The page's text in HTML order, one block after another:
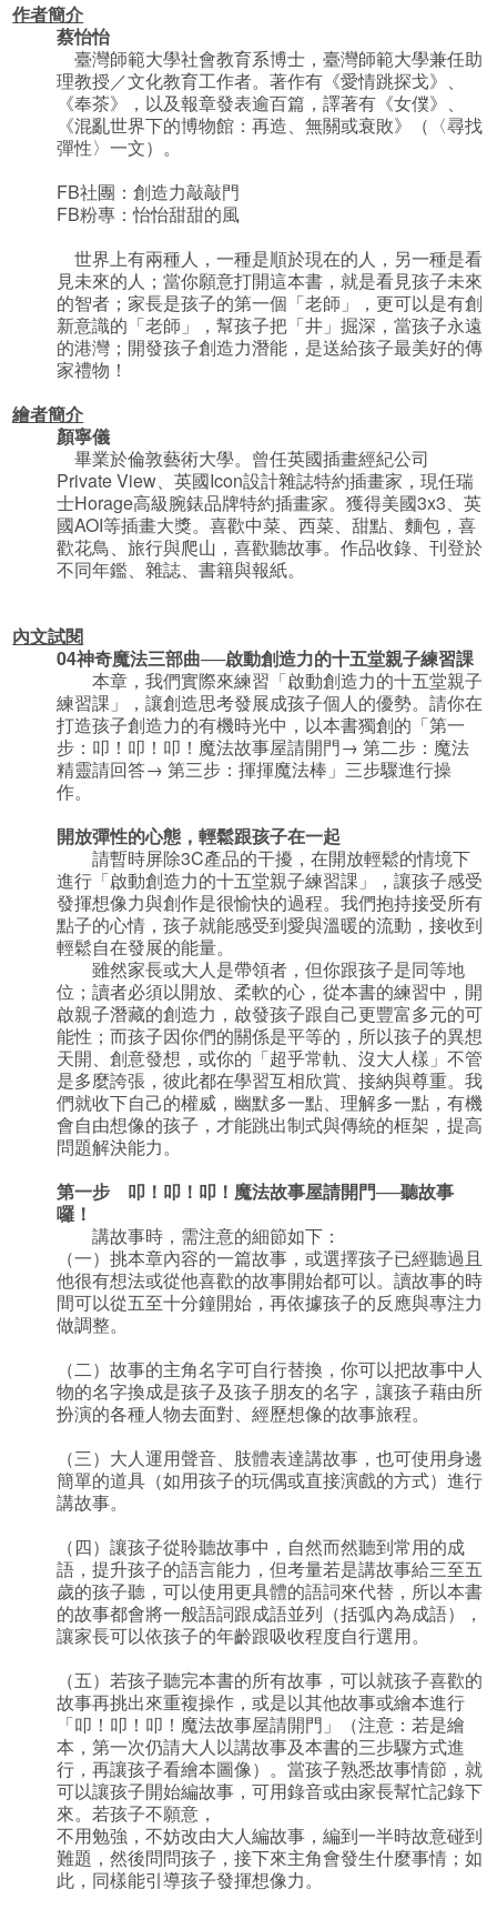
作者簡介
蔡怡怡
臺灣師範大學社會教育系博士，臺灣師範大學兼任助
理教授／文化教育工作者。著作有《愛情跳探戈》、
《奉茶》，以及報章發表逾百篇，譯著有《女僕》、
《混亂世界下的博物館：再造、無關或衰敗》（〈尋找
彈性〉一文）。
FB社團：創造力敲敲門
FB粉專：怡怡甜甜的風
世界上有兩種人，一種是順於現在的人，另一種是看
見未來的人；當你願意打開這本書，就是看見孩子未來
的智者；家長是孩子的第一個「老師」，更可以是有創
新意識的「老師」，幫孩子把「井」掘深，當孩子永遠
的港灣；開發孩子創造力潛能，是送給孩子最美好的傳
家禮物！
繪者簡介
顏寧儀
畢業於倫敦藝術大學。曾任英國插畫經紀公司
Private View、英國Icon設計雜誌特約插畫家，現任瑞
士Horage高級腕錶品牌特約插畫家。獲得美國3x3、英
國AOI等插畫大獎。喜歡中菜、西菜、甜點、麵包，喜
歡花鳥、旅行與爬山，喜歡聽故事。作品收錄、刊登於
不同年鑑、雜誌、書籍與報紙。
內文試閱
04神奇魔法三部曲──啟動創造力的十五堂親子練習課
本章，我們實際來練習「啟動創造力的十五堂親子
練習課」，讓創造思考發展成孩子個人的優勢。請你在
打造孩子創造力的有機時光中，以本書獨創的「第一
步：叩！叩！叩！魔法故事屋請開門→ 第二步：魔法
精靈請回答→ 第三步：揮揮魔法棒」三步驟進行操
作。
開放彈性的心態，輕鬆跟孩子在一起
請暫時屏除3C產品的干擾，在開放輕鬆的情境下
進行「啟動創造力的十五堂親子練習課」，讓孩子感受
發揮想像力與創作是很愉快的過程。我們抱持接受所有
點子的心情，孩子就能感受到愛與溫暖的流動，接收到
輕鬆自在發展的能量。
雖然家長或大人是帶領者，但你跟孩子是同等地
位；讀者必須以開放、柔軟的心，從本書的練習中，開
啟親子潛藏的創造力，啟發孩子跟自己更豐富多元的可
能性；而孩子因你們的關係是平等的，所以孩子的異想
天開、創意發想，或你的「超乎常軌、沒大人樣」不管
是多麼誇張，彼此都在學習互相欣賞、接納與尊重。我
們就收下自己的權威，幽默多一點、理解多一點，有機
會自由想像的孩子，才能跳出制式與傳統的框架，提高
問題解決能力。
第一步 叩！叩！叩！魔法故事屋請開門──聽故事
囉！
講故事時，需注意的細節如下：
（一）挑本章內容的一篇故事，或選擇孩子已經聽過且
他很有想法或從他喜歡的故事開始都可以。讀故事的時
間可以從五至十分鐘開始，再依據孩子的反應與專注力
做調整。
（二）故事的主角名字可自行替換，你可以把故事中人
物的名字換成是孩子及孩子朋友的名字，讓孩子藉由所
扮演的各種人物去面對、經歷想像的故事旅程。
（三）大人運用聲音、肢體表達講故事，也可使用身邊
簡單的道具（如用孩子的玩偶或直接演戲的方式）進行
講故事。
（四）讓孩子從聆聽故事中，自然而然聽到常用的成
語，提升孩子的語言能力，但考量若是講故事給三至五
歲的孩子聽，可以使用更具體的語詞來代替，所以本書
的故事都會將一般語詞跟成語並列（括弧內為成語），
讓家長可以依孩子的年齡跟吸收程度自行選用。
（五）若孩子聽完本書的所有故事，可以就孩子喜歡的
故事再挑出來重複操作，或是以其他故事或繪本進行
「叩！叩！叩！魔法故事屋請開門」（注意：若是繪
本，第一次仍請大人以講故事及本書的三步驟方式進
行，再讓孩子看繪本圖像）。當孩子熟悉故事情節，就
可以讓孩子開始編故事，可用錄音或由家長幫忙記錄下
來。若孩子不願意，
不用勉強，不妨改由大人編故事，編到一半時故意碰到
難題，然後問問孩子，接下來主角會發生什麼事情；如
此，同樣能引導孩子發揮想像力。